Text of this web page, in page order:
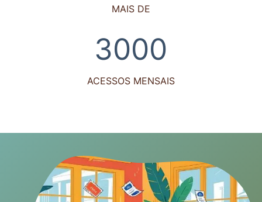
MAIS DE
3000
ACESSOS MENSAIS